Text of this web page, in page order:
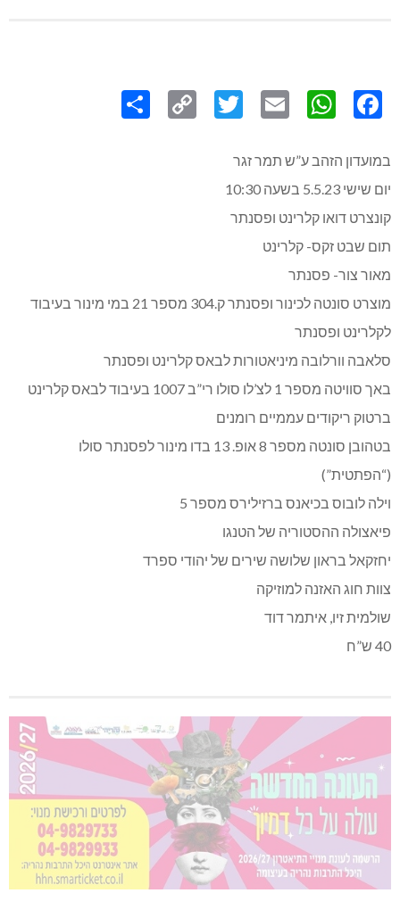
Link
במועדון הזהב ע”ש תמר זגר
יום שישי 5.5.23 בשעה 10:30
קונצרט דואו קלרינט ופסנתר
תום שבט זקס- קלרינט
מאור צור- פסנתר
מוצרט סונטה לכינור ופסנתר ק.304 מספר 21 במי מינור בעיבוד
לקלרינט ופסנתר
סלאבה וורלובה מיניאטורות לבאס קלרינט ופסנתר
באך סוויטה מספר 1 לצ’לו סולו רי”ב 1007 בעיבוד לבאס קלרינט
ברטוק ריקודים עממיים רומנים
בטהובן סונטה מספר 8 אופ. 13 בדו מינור לפסנתר סולו
(“הפתטית”)
וילה לובוס בכיאנס ברזילירס מספר 5
פיאצולה ההסטוריה של הטנגו
יחזקאל בראון שלושה שירים של יהודי ספרד
צוות חוג האזנה למוזיקה
שולמית זיו, איתמר דוד
40 ש”ח